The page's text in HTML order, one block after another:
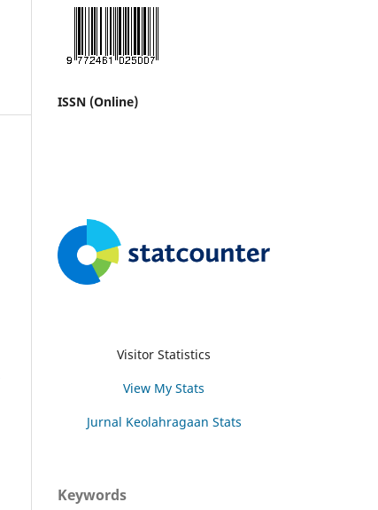
ISSN (Online)
Visitor Statistics
View My Stats
Jurnal Keolahragaan Stats
Keywords